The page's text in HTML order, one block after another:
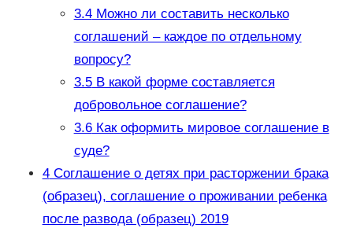
3.4Можно ли составить несколько
соглашений – каждое по отдельному
вопросу?
3.5В какой форме составляется
добровольное соглашение?
3.6Как оформить мировое соглашение в
суде?
4Соглашение о детях при расторжении брака
(образец), соглашение о проживании ребенка
после развода (образец) 2019